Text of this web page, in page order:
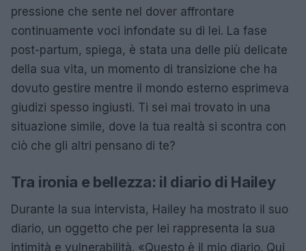
pressione che sente nel dover affrontare
continuamente voci infondate su di lei. La fase
post-partum, spiega, è stata una delle più delicate
della sua vita, un momento di transizione che ha
dovuto gestire mentre il mondo esterno esprimeva
giudizi spesso ingiusti. Ti sei mai trovato in una
situazione simile, dove la tua realtà si scontra con
ciò che gli altri pensano di te?
Tra ironia e bellezza: il diario di Hailey
Durante la sua intervista, Hailey ha mostrato il suo
diario, un oggetto che per lei rappresenta la sua
intimità e vulnerabilità. «Questo è il mio diario. Qui